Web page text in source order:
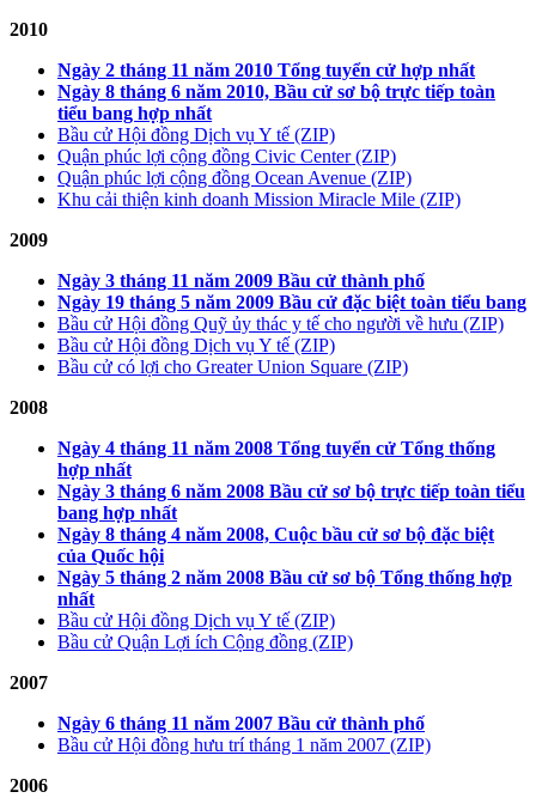
2010
Ngày 2 tháng 11 năm 2010 Tổng tuyển cử hợp nhất
Ngày 8 tháng 6 năm 2010, Bầu cử sơ bộ trực tiếp toàn
tiểu bang hợp nhất
Bầu cử Hội đồng Dịch vụ Y tế (ZIP)
Quận phúc lợi cộng đồng Civic Center (ZIP)
Quận phúc lợi cộng đồng Ocean Avenue (ZIP)
Khu cải thiện kinh doanh Mission Miracle Mile (ZIP)
2009
Ngày 3 tháng 11 năm 2009 Bầu cử thành phố
Ngày 19 tháng 5 năm 2009 Bầu cử đặc biệt toàn tiểu bang
Bầu cử Hội đồng Quỹ ủy thác y tế cho người về hưu (ZIP)
Bầu cử Hội đồng Dịch vụ Y tế (ZIP)
Bầu cử có lợi cho Greater Union Square (ZIP)
2008
Ngày 4 tháng 11 năm 2008 Tổng tuyển cử Tổng thống
hợp nhất
Ngày 3 tháng 6 năm 2008 Bầu cử sơ bộ trực tiếp toàn tiểu
bang hợp nhất
Ngày 8 tháng 4 năm 2008, Cuộc bầu cử sơ bộ đặc biệt
của Quốc hội
Ngày 5 tháng 2 năm 2008 Bầu cử sơ bộ Tổng thống hợp
nhất
Bầu cử Hội đồng Dịch vụ Y tế (ZIP)
Bầu cử Quận Lợi ích Cộng đồng (ZIP)
2007
Ngày 6 tháng 11 năm 2007 Bầu cử thành phố
Bầu cử Hội đồng hưu trí tháng 1 năm 2007 (ZIP)
2006